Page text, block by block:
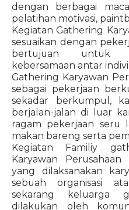
dengan berbagai
pelatihan motivasi,
Kegiatan Gathering
sesuaikan dengan
bertujuan untuk
kebersamaan antar
Gathering Karyawan
sebagai pekerjaan
sekadar berkumpul,
berjalan-jalan di luar
ragam pekerjaan seru
makan bareng serta
Kegiatan Familiy
Karyawan
yang dilaksanakan
sebuah organisasi
sekarang keluarga
dilakukan oleh